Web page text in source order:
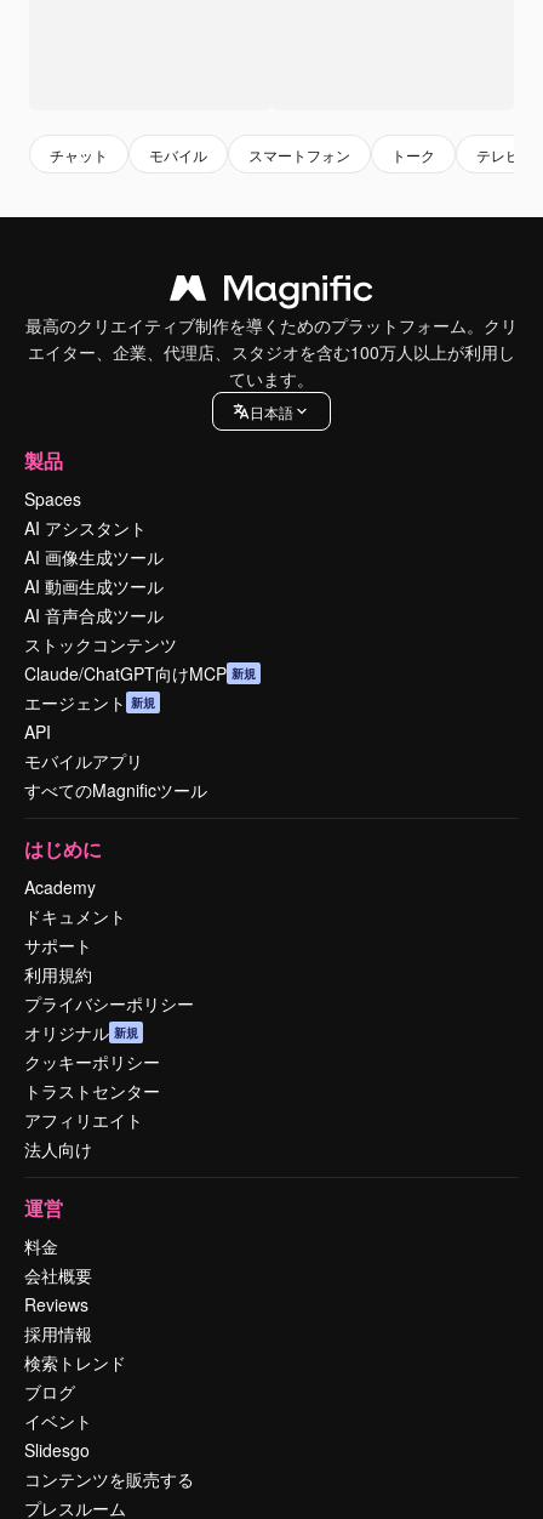
チャット モバイル スマートフォン トーク テレビカ
最高のクリエイティブ制作を導くためのプラットフォーム。クリ
エイター、企業、代理店、スタジオを含む100万人以上が利用し
ています。
日本語
製品
Spaces
AI アシスタント
AI 画像生成ツール
AI 動画生成ツール
AI 音声合成ツール
ストックコンテンツ
Claude/ChatGPT向けMCP 新規
エージェント 新規
API
モバイルアプリ
すべてのMagnificツール
はじめに
Academy
ドキュメント
サポート
利用規約
プライバシーポリシー
オリジナル 新規
クッキーポリシー
トラストセンター
アフィリエイト
法人向け
運営
料金
会社概要
Reviews
採用情報
検索トレンド
ブログ
イベント
Slidesgo
コンテンツを販売する
プレスルーム